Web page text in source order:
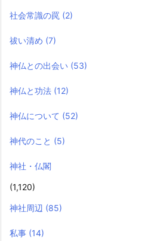
社会常識の罠 (2)
祓い清め (7)
神仏との出会い (53)
神仏と功法 (12)
神仏について (52)
神代のこと (5)
神社・仏閣
(1,120)
神社周辺 (85)
私事 (14)